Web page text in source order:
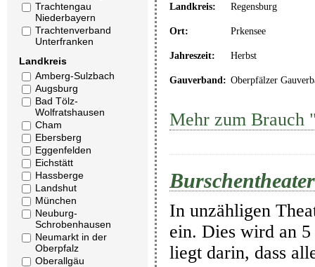
Trachtengau
Niederbayern
Trachtenverband
Unterfranken
Landkreis
Amberg-Sulzbach
Augsburg
Bad Tölz-
Wolfratshausen
Cham
Ebersberg
Eggenfelden
Eichstätt
Hassberge
Landshut
München
Neuburg-
Schrobenhausen
Neumarkt in der
Oberpfalz
Oberallgäu
Landkreis: Regensburg
Ort: Prkensee
Jahreszeit: Herbst
Gauverband: Oberpfälzer
Mehr zum
Burschentheater
In unzähligen
ein. Dies wird an
liegt darin, dass